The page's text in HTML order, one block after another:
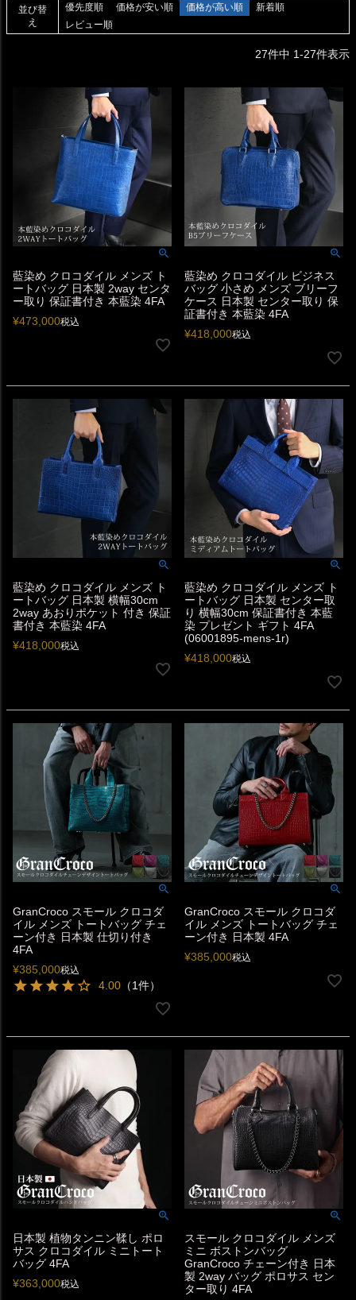
並び替
え
優先度順 価格が安い順 価格が高い順
新着順
レビュー順
27件中 1-27件表示
藍染め クロコダイル メンズ ト
ートバッグ 日本製 2way センタ
ー取り 保証書付き 本藍染 4FA
¥473,000税込
藍染め クロコダイル ビジネス
バッグ 小さめ メンズ ブリーフ
ケース 日本製 センター取り 保
証書付き 本藍染 4FA
¥418,000税込
藍染め クロコダイル メンズ ト
ートバッグ 日本製 横幅30cm
2way あおりポケット 付き 保証
書付き 本藍染 4FA
¥418,000税込
藍染め クロコダイル メンズ ト
ートバッグ 日本製 センター取
り 横幅30cm 保証書付き 本藍
染 プレゼント ギフト 4FA
(06001895-mens-1r)
¥418,000税込
GranCroco スモール クロコダ
イル メンズ トートバッグ チェ
ーン付き 日本製 仕切り付き
4FA
¥385,000税込
4.00 （1件）
GranCroco スモール クロコダ
イル メンズ トートバッグ チェ
ーン付き 日本製 4FA
¥385,000税込
日本製 植物タンニン鞣し ポロ
サス クロコダイル ミニトート
バッグ 4FA
¥363,000税込
スモール クロコダイル メンズ
ミニ ボストンバッグ
GranCroco チェーン付き 日本
製 2way バッグ ポロサス セン
ター取り 4FA